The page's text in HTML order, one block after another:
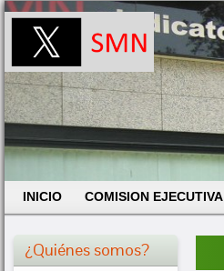
INICIO COMISION EJECUTIVA
¿Quiénes somos?